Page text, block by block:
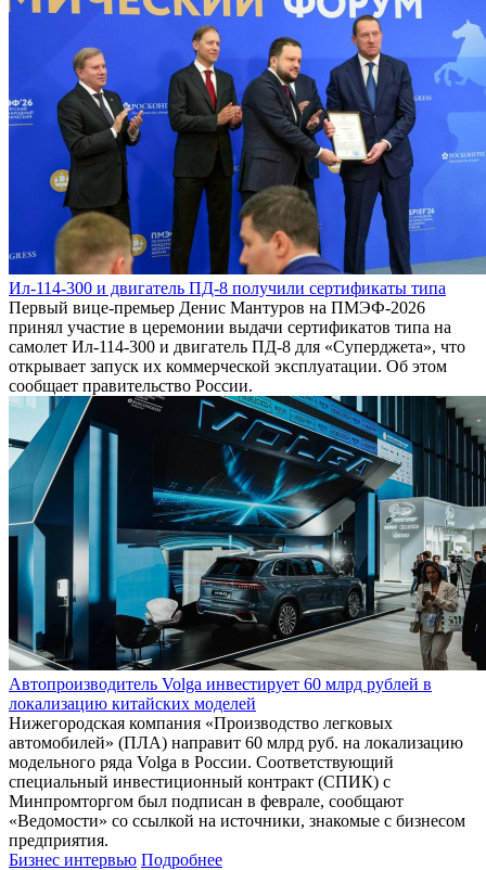
Ил-114-300 и двигатель ПД-8 получили сертификаты типа
Первый вице-премьер Денис Мантуров на ПМЭФ-2026
принял участие в церемонии выдачи сертификатов типа на
самолет Ил-114-300 и двигатель ПД-8 для «Суперджета», что
открывает запуск их коммерческой эксплуатации. Об этом
сообщает правительство России.
Автопроизводитель Volga инвестирует 60 млрд рублей в
локализацию китайских моделей
Нижегородская компания «Производство легковых
автомобилей» (ПЛА) направит 60 млрд руб. на локализацию
модельного ряда Volga в России. Соответствующий
специальный инвестиционный контракт (СПИК) с
Минпромторгом был подписан в феврале, сообщают
«Ведомости» со ссылкой на источники, знакомые с бизнесом
предприятия.
Бизнес интервью Подробнее